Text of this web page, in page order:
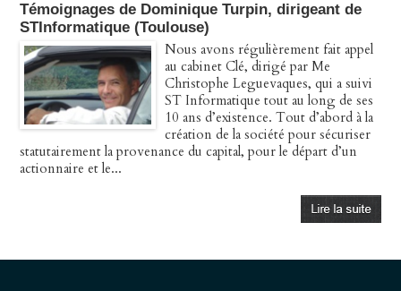
Témoignages de Dominique Turpin, dirigeant de
STInformatique (Toulouse)
Nous avons régulièrement fait appel
au cabinet Clé, dirigé par Me
Christophe Leguevaques, qui a suivi
ST Informatique tout au long de ses
10 ans d’existence. Tout d’abord à la
création de la société pour sécuriser
statutairement la provenance du capital, pour le départ d’un
actionnaire et le...